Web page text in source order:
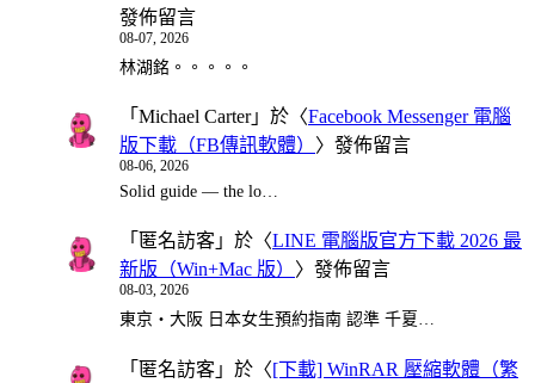
發佈留言
08-07, 2026
林湖銘。。。。。
「 Michael Carter」於〈Facebook Messenger 電腦
版下載（FB傳訊軟體）
〉發佈留言
08-06, 2026
Solid guide — the lo…
「 匿名訪客 」於〈LINE 電腦版官方下載 2026 最
新版（Win+Mac 版） 〉發佈留言
08-03, 2026
東京・大阪 日本女生預約指南 認準 千夏…
「 匿名訪客 」於〈[下載] WinRAR 壓縮軟體（繁